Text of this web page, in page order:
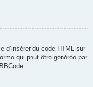
d’insérer du code HTML sur
qui peut être générée par